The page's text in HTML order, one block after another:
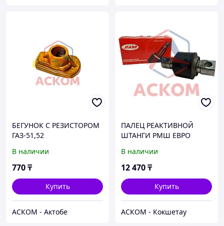
БЕГУНОК С РЕЗИСТОРОМ
ГАЗ-51,52
В наличии
770₸
Купить
АСКОМ - Актобе
ПАЛЕЦ РЕАКТИВНОЙ
ШТАНГИ РМШ ЕВРО
В наличии
12 470₸
Купить
АСКОМ - Кокшетау